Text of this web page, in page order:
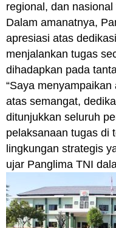
regional, dan
Dalam amanatnya,
apresiasi atas
menjalankan tugas
dihadapkan pada
“Saya
atas semangat,
ditunjukkan seluruh
pelaksanaan tugas di
lingkungan strategis
ujar Panglima TNI